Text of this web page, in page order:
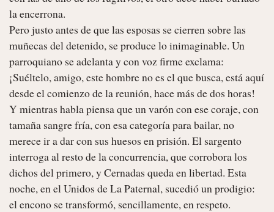
la encerrona.
Pero justo antes de que las esposas se cierren sobre las
muñecas del detenido, se produce lo inimaginable. Un
parroquiano se adelanta y con voz firme exclama:
¡Suéltelo, amigo, este hombre no es el que busca, está aquí
desde el comienzo de la reunión, hace más de dos horas!
Y mientras habla piensa que un varón con ese coraje, con
tamaña sangre fría, con esa categoría para bailar, no
merece ir a dar con sus huesos en prisión. El sargento
interroga al resto de la concurrencia, que corrobora los
dichos del primero, y Cernadas queda en libertad. Esta
noche, en el Unidos de La Paternal, sucedió un prodigio:
el encono se transformó, sencillamente, en respeto.